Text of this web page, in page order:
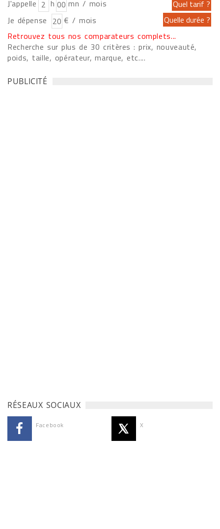
J'appelle h
mn / mois
Je dépense
€ / mois
Retrouvez tous nos comparateurs complets...
Recherche sur plus de 30 critères : prix, nouveauté,
poids, taille, opérateur, marque, etc....
PUBLICITÉ
RÉSEAUX SOCIAUX
Facebook X